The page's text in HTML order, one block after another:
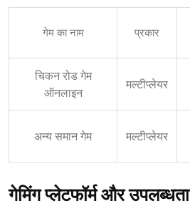
गेम का नाम प्रकार
चिकन रोड गेम
ऑनलाइन
मल्टीप्लेयर
अन्य समान गेम मल्टीप्लेयर
गेमिंग प्लेटफॉर्म और उपलब्धता